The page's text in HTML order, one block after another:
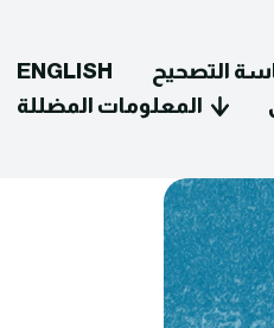
ENGLISH التصحيح
المعلومات المضللة